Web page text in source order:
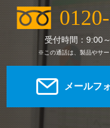
受付時間：9:00
※この通話は、製品やサー
メールフ